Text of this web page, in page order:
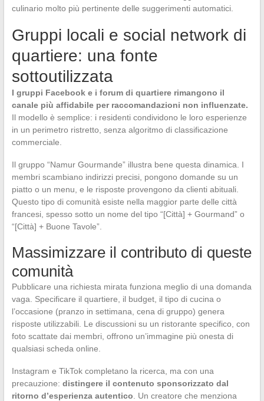
culinario molto più pertinente delle suggerimenti automatici.
Gruppi locali e social network di
quartiere: una fonte
sottoutilizzata
I gruppi Facebook e i forum di quartiere rimangono il
canale più affidabile per raccomandazioni non influenzate.
Il modello è semplice: i residenti condividono le loro esperienze
in un perimetro ristretto, senza algoritmo di classificazione
commerciale.
Il gruppo “Namur Gourmande” illustra bene questa dinamica. I
membri scambiano indirizzi precisi, pongono domande su un
piatto o un menu, e le risposte provengono da clienti abituali.
Questo tipo di comunità esiste nella maggior parte delle città
francesi, spesso sotto un nome del tipo “[Città] + Gourmand” o
“[Città] + Buone Tavole”.
Massimizzare il contributo di queste
comunità
Pubblicare una richiesta mirata funziona meglio di una domanda
vaga. Specificare il quartiere, il budget, il tipo di cucina o
l’occasione (pranzo in settimana, cena di gruppo) genera
risposte utilizzabili. Le discussioni su un ristorante specifico, con
foto scattate dai membri, offrono un’immagine più onesta di
qualsiasi scheda online.
Instagram e TikTok completano la ricerca, ma con una
precauzione: distingere il contenuto sponsorizzato dal
ritorno d’esperienza autentico . Un creatore che menziona